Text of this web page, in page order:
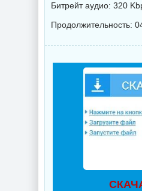
Битрейт аудио: 320
Продолжительность: